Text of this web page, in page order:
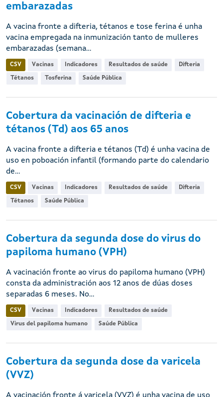
embarazadas
A vacina fronte a difteria, tétanos e tose ferina é unha
vacina empregada na inmunización tanto de mulleres
embarazadas (semana...
CSV Vacinas Indicadores Resultados de saúde Difteria
Tétanos Tosferina Saúde Pública
Cobertura da vacinación de difteria e
tétanos (Td) aos 65 anos
A vacina fronte a difteria e tétanos (Td) é unha vacina de
uso en poboación infantil (formando parte do calendario
de...
CSV Vacinas Indicadores Resultados de saúde Difteria
Tétanos Saúde Pública
Cobertura da segunda dose do virus do
papiloma humano (VPH)
A vacinación fronte ao virus do papiloma humano (VPH)
consta da administración aos 12 anos de dúas doses
separadas 6 meses. No...
CSV Vacinas Indicadores Resultados de saúde
Virus del papiloma humano Saúde Pública
Cobertura da segunda dose da varicela
(VVZ)
A vacinación fronte á varicela (VVZ) é unha vacina de uso